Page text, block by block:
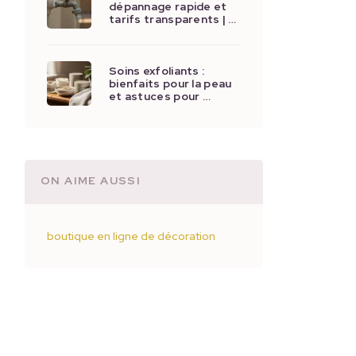
dépannage rapide et
tarifs transparents | …
Soins exfoliants :
bienfaits pour la peau
et astuces pour …
ON AIME AUSSI
boutique en ligne de décoration